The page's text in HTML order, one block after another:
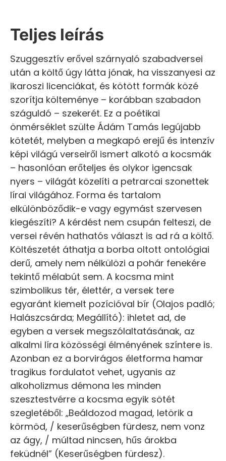
Teljes leírás
Szuggesztív erővel szárnyaló szabadversei
után a költő úgy látta jónak, ha visszanyesi az
ikaroszi licenciákat, és kötött formák közé
szorítja költeménye – korábban szabadon
száguldó – szekerét. Ez a poétikai
önmérséklet szülte Ádám Tamás legújabb
kötetét, melyben a megkapó erejű és intenzív
képi világú verseiről ismert alkotó a kocsmák
– hasonlóan erőteljes és olykor igencsak
nyers – világát közelíti a petrarcai szonettek
lírai világához. Forma és tartalom
elkülönböződik-e vagy egymást szervesen
kiegészíti? A kérdést nem csupán felteszi, de
versei révén hathatós választ is ad rá a költő.
Költészetét áthatja a borba oltott ontológiai
derű, amely nem nélkülözi a pohár fenekére
tekintő mélabút sem. A kocsma mint
szimbolikus tér, élettér, a versek tere
egyaránt kiemelt pozícióval bír (Olajos padló;
Halászcsárda; Megállító): ihletet ad, de
egyben a versek megszólaltatásának, az
alkalmi líra közösségi élményének színtere is.
Azonban ez a borvirágos életforma hamar
tragikus fordulatot vehet, ugyanis az
alkoholizmus démona les minden
szesztestvérre a kocsma egyik sötét
szegletéből: „Beáldozod magad, letörik a
körmöd, / keserűségben fürdesz, nem vonz
az ágy, / múltad nincsen, hűs árokba
feküdnél” (Keserűségben fürdesz).